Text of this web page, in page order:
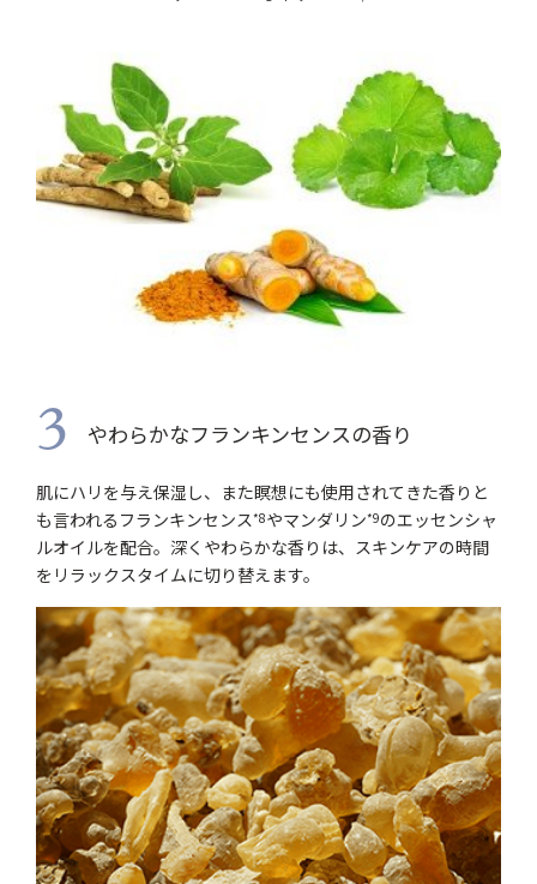
3 やわらかなフランキンセンスの香り
肌にハリを与え保湿し、また瞑想にも使用されてきた香りと
も言われるフランキンセンス*8やマンダリン*9のエッセンシャ
ルオイルを配合。深くやわらかな香りは、スキンケアの時間
をリラックスタイムに切り替えます。